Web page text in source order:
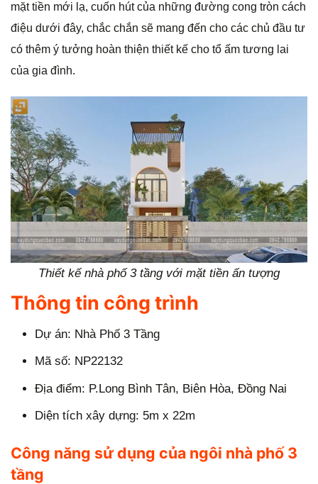
mặt tiền mới lạ, cuốn hút của những đường cong tròn cách
điệu dưới đây, chắc chắn sẽ mang đến cho các chủ đầu tư
có thêm ý tưởng hoàn thiện thiết kế cho tổ ấm tương lai
của gia đình.
Thiết kế nhà phố 3 tầng với mặt tiền ấn tượng
Thông tin công trình
Dự án: Nhà Phố 3 Tầng
Mã số: NP22132
Địa điểm: P.Long Bình Tân, Biên Hòa, Đồng Nai
Diện tích xây dựng: 5m x 22m
Công năng sử dụng của ngôi nhà phố 3
tầng